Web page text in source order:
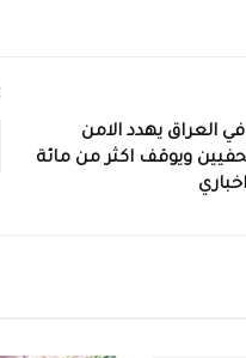
العراق يهدد الامن
ويوقف اكثر من مائة